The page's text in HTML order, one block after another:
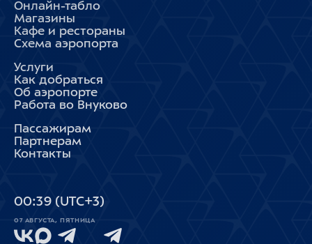
Онлайн-табло
Магазины
Кафе и рестораны
Схема аэропорта
Услуги
Как добраться
Об аэропорте
Работа во Внуково
Пассажирам
Партнерам
Контакты
00 39 (UTC+3)
07 АВГУСТА, ПЯТНИЦА